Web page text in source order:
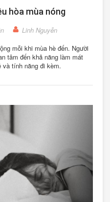
hòa mùa nóng
Linh Nguyễn
mỗi khi mùa hè đến. Người
tâm đến khả năng làm mát
và tính năng đi kèm.